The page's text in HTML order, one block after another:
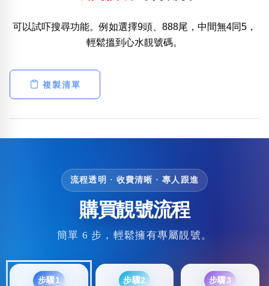
可以試吓搜尋功能。例如選擇9頭、888尾，中間無4同5，
輕鬆搵到心水靚號碼。
複製清單
流程透明 · 收費清晰 · 專人跟進
購買靚號流程
簡單 6 步，輕鬆擁有專屬靚號。
步驟1 步驟2 步驟3